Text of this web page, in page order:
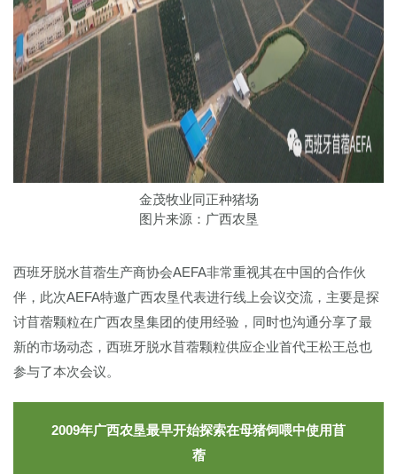
金茂牧业同正种猪场
图片来源：广西农垦
西班牙脱水苜蓿生产商协会AEFA非常重视其在中国的合作伙
伴，此次AEFA特邀广西农垦代表进行线上会议交流，主要是探
讨苜蓿颗粒在广西农垦集团的使用经验，同时也沟通分享了最
新的市场动态，西班牙脱水苜蓿颗粒供应企业首代王松王总也
参与了本次会议。
2009年广西农垦最早开始探索在母猪饲喂中使用苜
蓿